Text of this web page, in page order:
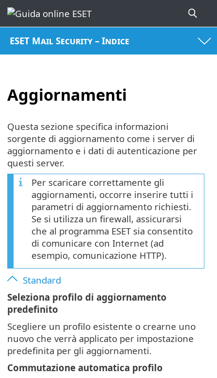
ESET Mail Security – Indice
Aggiornamenti
Questa sezione specifica informazioni
sorgente di aggiornamento come i server di
aggiornamento e i dati di autenticazione per
questi server.
Per scaricare correttamente gli
aggiornamenti, occorre inserire tutti i
parametri di aggiornamento richiesti.
Se si utilizza un firewall, assicurarsi
che al programma ESET sia consentito
di comunicare con Internet (ad
esempio, comunicazione HTTP).
Standard
Seleziona profilo di aggiornamento
predefinito
Scegliere un profilo esistente o crearne uno
nuovo che verrà applicato per impostazione
predefinita per gli aggiornamenti.
Commutazione automatica profilo